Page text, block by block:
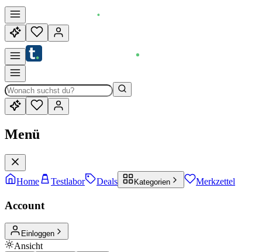
Menü
Home Testlabor Deals Kategorien Merkzettel
Account
Einloggen
Ansicht